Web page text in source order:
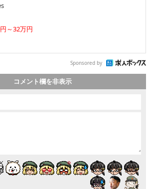
～32万円
Sponsored by
コメント欄を非表示